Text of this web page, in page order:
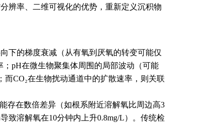
辨率、二维可视化的优势，重新定义沉积物
下的梯度衰减（从有氧到厌氧的转变可能仅
pH在微生物聚集体周围的局部波动（可能
CO₂在生物扰动通道中的扩散速率，则关联
存在数倍差异（如根系附近溶解氧比周边高3
致溶解氧在10分钟内上升0.8mg/L）。传统检